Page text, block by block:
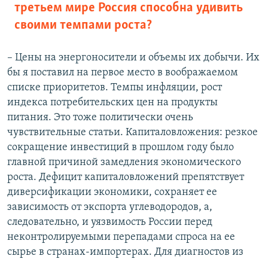
третьем мире Россия способна удивить
своими темпами роста?
– Цены на энергоносители и объемы их добычи. Их
бы я поставил на первое место в воображаемом
списке приоритетов. Темпы инфляции, рост
индекса потребительских цен на продукты
питания. Это тоже политически очень
чувствительные статьи. Капиталовложения: резкое
сокращение инвестиций в прошлом году было
главной причиной замедления экономического
роста. Дефицит капиталовложений препятствует
диверсификации экономики, сохраняет ее
зависимость от экспорта углеводородов, а,
следовательно, и уязвимость России перед
неконтролируемыми перепадами спроса на ее
сырье в странах-импортерах. Для диагностов из